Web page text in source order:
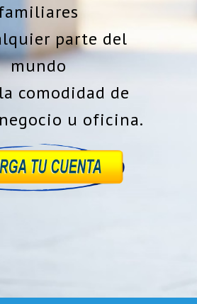
parte del
mundo
comodidad de
u oficina.